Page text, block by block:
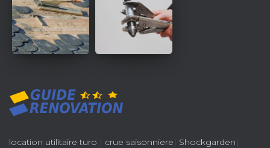
location utilitaire turo | crue saisonniere| Shockgarden|